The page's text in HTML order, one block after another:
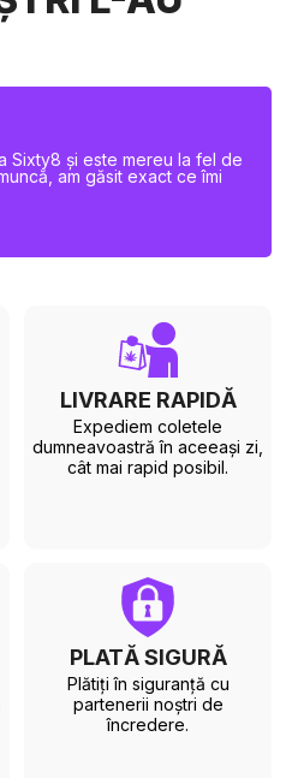
Sixty8 și este mereu la fel de
am găsit exact ce îmi
LIVRARE RAPIDĂ
Expediem coletele
dumneavoastră în aceeași zi,
cât mai rapid posibil.
PLATĂ SIGURĂ
Plătiți în siguranță cu
partenerii noștri de
încredere.